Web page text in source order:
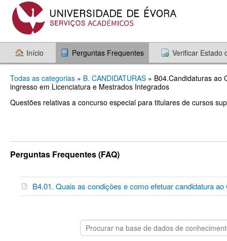
Início Perguntas Frequentes Verificar Estado
Todas as categorias » B. CANDIDATURAS » B04.Candidaturas ao
ingresso em Licenciatura e Mestrados Integrados
Questões relativas a concurso especial para titulares de cursos
Perguntas Frequentes (FAQ)
B4.01. Quais as condições e como efetuar candidatura